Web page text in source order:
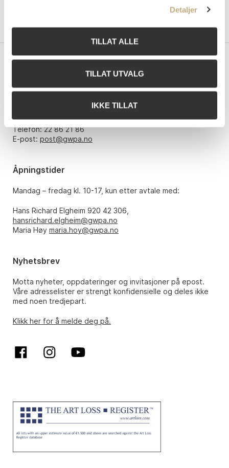
Detaljer
TILLAT ALLE
TILLAT UTVALG
IKKE TILLAT
Grev Wedels Plass Auksjoner AS
Telefon: 22 86 21 86
E-post: post@gwpa.no
Åpningstider
Mandag – fredag kl. 10-17, kun etter avtale med:
Hans Richard Elgheim 920 42 306,
hansrichard.elgheim@gwpa.no
Maria Høy maria.hoy@gwpa.no
Nyhetsbrev
Motta nyheter, oppdateringer og invitasjoner på epost.
Våre adresselister er strengt konfidensielle og deles ikke
med noen tredjepart.
Klikk her for å melde deg på.